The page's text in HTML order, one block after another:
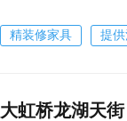
精装修家具 提
大虹桥龙湖天街